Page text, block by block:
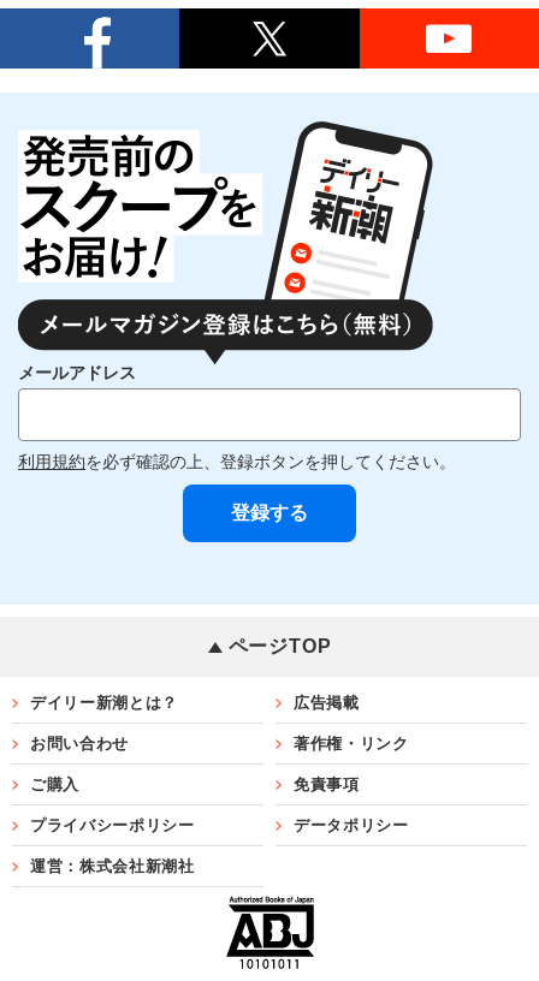
メールアドレス
利用規約を必ず確認の上、登録ボタンを押してください。
ページTOP
デイリー新潮とは？ 広告掲載
お問い合わせ 著作権・リンク
ご購入 免責事項
プライバシーポリシー データポリシー
運営：株式会社新潮社